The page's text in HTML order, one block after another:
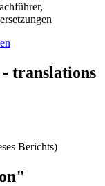
translations
Berichts)